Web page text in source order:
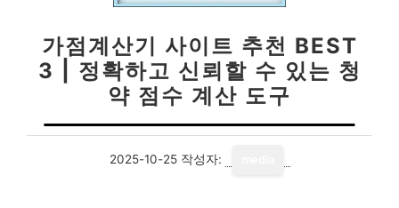
가점계산기 사이트 추천 BEST
3 | 정확하고 신뢰할 수 있는 청
약 점수 계산 도구
2025-10-25 작성자: